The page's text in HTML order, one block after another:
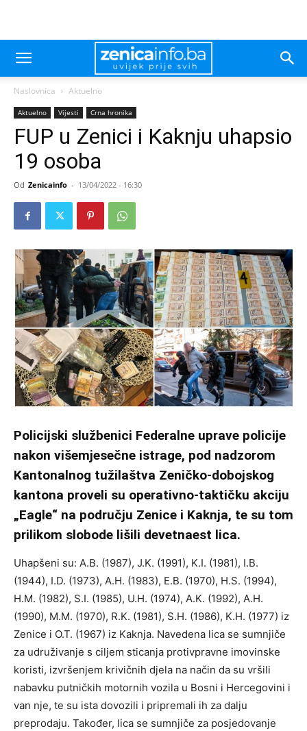
Naslovnica Aktuelno
Aktuelno Vijesti Crna hronika
FUP u Zenici i Kaknju uhapsio
19 osoba
Od Zenicainfo - 13/04/2022 - 16:30
Policijski službenici Federalne uprave policije
nakon višemjesečne istrage, pod nadzorom
Kantonalnog tužilaštva Zeničko-dobojskog
kantona proveli su operativno-taktičku akciju
„Eagle“ na području Zenice i Kaknja, te su tom
prilikom slobode lišili devetnaest lica.
Uhapšeni su: A.B. (1987), J.K. (1991), K.I. (1981), I.B.
(1944), I.D. (1973), A.H. (1983), E.B. (1970), H.S. (1994),
H.M. (1982), S.I. (1985), U.H. (1974), A.K. (1992), A.H.
(1990), M.M. (1970), R.K. (1981), S.H. (1986), K.H. (1977) iz
Zenice i O.T. (1967) iz Kaknja. Navedena lica se sumnjiče
za udruživanje s ciljem sticanja protivpravne imovinske
koristi, izvršenjem krivičnih djela na način da su vršili
nabavku putničkih motornih vozila u Bosni i Hercegovini i
van nje, te su ista dovozili i pripremali ih za dalju
preprodaju. Također, lica se sumnjiče za posjedovanje